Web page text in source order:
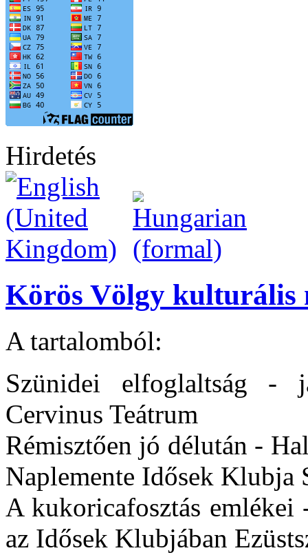
Hirdetés
Körös Völgy kulturális
A tartalomból:
Szünidei elfoglaltság -
Cervinus Teátrum
Rémisztően jó délután -
Naplemente Idősek Klubja
A kukoricafosztás emlékei
az Idősek Klubjában